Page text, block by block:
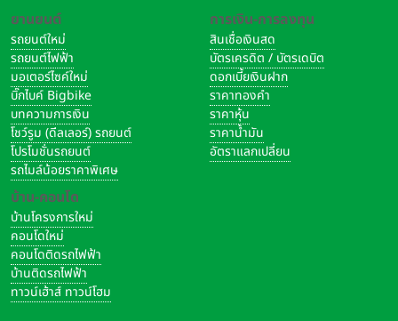
ยานยนต์
รถยนต์ใหม่
รถยนต์ไฟฟ้า
มอเตอร์ไซค์ใหม่
บิ๊กไบค์ Bigbike
บทความการเงิน
โชว์รูม (ดีลเลอร์) รถยนต์
โปรโมชั่นรถยนต์
รถไมล์น้อยราคาพิเศษ
บ้าน-คอนโด
บ้านโครงการใหม่
คอนโดใหม่
คอนโดติดรถไฟฟ้า
บ้านติดรถไฟฟ้า
ทาวน์เฮ้าส์ ทาวน์โฮม
การเงิน-การลงทุน
สินเชื่อเงินสด
บัตรเครดิต / บัตรเดบิต
ดอกเบี้ยเงินฝาก
ราคาทองคำ
ราคาหุ้น
ราคาน้ำมัน
อัตราแลกเปลี่ยน